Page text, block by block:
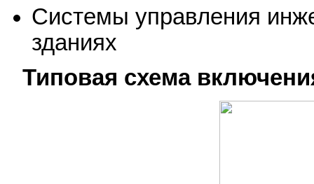
Системы управления
зданиях
Типовая схема